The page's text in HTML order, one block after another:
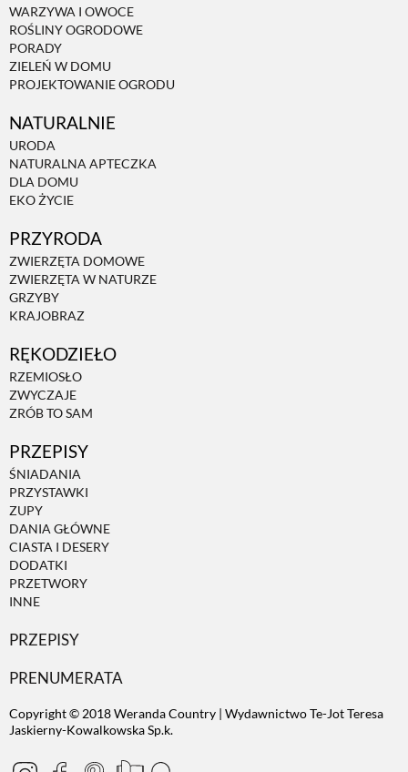
WARZYWA I OWOCE
ROŚLINY OGRODOWE
PORADY
ZIELEŃ W DOMU
PROJEKTOWANIE OGRODU
NATURALNIE
URODA
NATURALNA APTECZKA
DLA DOMU
EKO ŻYCIE
PRZYRODA
ZWIERZĘTA DOMOWE
ZWIERZĘTA W NATURZE
GRZYBY
KRAJOBRAZ
RĘKODZIEŁO
RZEMIOSŁO
ZWYCZAJE
ZRÓB TO SAM
PRZEPISY
ŚNIADANIA
PRZYSTAWKI
ZUPY
DANIA GŁÓWNE
CIASTA I DESERY
DODATKI
PRZETWORY
INNE
PRZEPISY
PRENUMERATA
Copyright © 2018 Weranda Country | Wydawnictwo Te-Jot Teresa
Jaskierny-Kowalkowska Sp.k.